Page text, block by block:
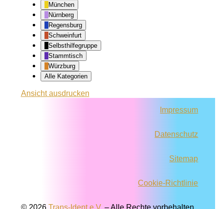
München
Nürnberg
Regensburg
Schweinfurt
Selbsthilfegruppe
Stammtisch
Würzburg
Alle Kategorien
Ansichtausdrucken
Impressum
Datenschutz
Sitemap
Cookie-Richtlinie
© 2026 Trans-Ident e.V. – Alle Rechte vorbehalten